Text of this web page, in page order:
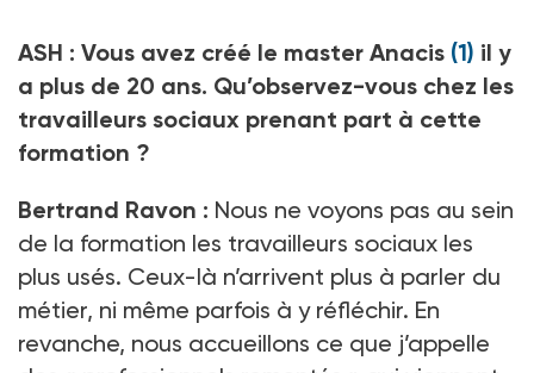
ASH : Vous avez créé le master Anacis (1) il y
a plus de 20 ans. Qu’observez-vous chez les
travailleurs sociaux prenant part à cette
formation ?
Bertrand Ravon : Nous ne voyons pas au sein
de la formation les travailleurs sociaux les
plus usés. Ceux-là n’arrivent plus à parler du
métier, ni même parfois à y réfléchir. En
revanche, nous accueillons ce que j’appelle